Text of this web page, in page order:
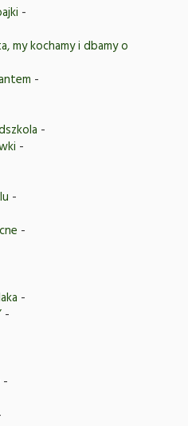
-
my kochamy i dbamy o
-
-
-
-
-
-
-
-